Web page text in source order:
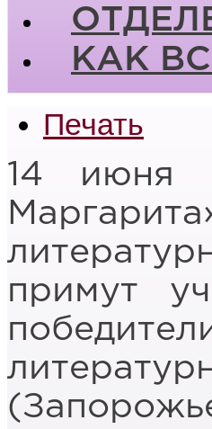
КАК
Печать
14 июня
примут